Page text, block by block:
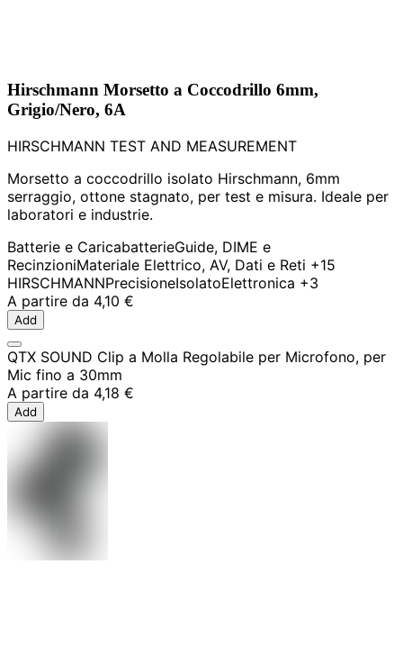
Hirschmann Morsetto a Coccodrillo 6mm,
Grigio/Nero, 6A
HIRSCHMANN TEST AND MEASUREMENT
Morsetto a coccodrillo isolato Hirschmann, 6mm
serraggio, ottone stagnato, per test e misura. Ideale per
laboratori e industrie.
Batterie e CaricabatterieGuide, DIME e
RecinzioniMateriale Elettrico, AV, Dati e Reti +15
HIRSCHMANNPrecisioneIsolatoElettronica +3
A partire da 4,10 €
Add
QTX SOUND Clip a Molla Regolabile per Microfono, per
Mic fino a 30mm
A partire da 4,18 €
Add